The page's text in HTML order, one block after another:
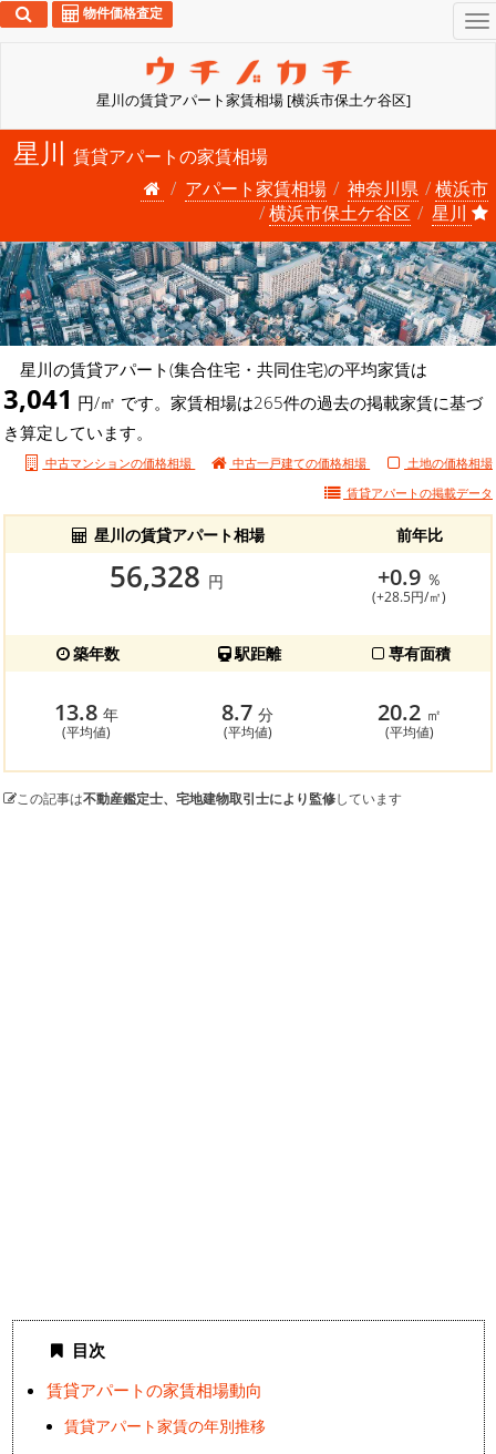
星川の賃貸アパート家賃相場 [横浜市保土ケ谷区]
物件価格査定
星川 賃貸アパートの家賃相場
アパート家賃相場
神奈川県
横浜市
横浜市保土ケ谷区
星川
星川の賃貸アパート(集合住宅・共同住宅)の平均家賃は
3,041 円/㎡ です。家賃相場は265件の過去の掲載家賃に基づ
き算定しています。
中古マンションの価格相場 中古一戸建ての価格相場
土地の価格相場
賃貸アパートの掲載データ
星川の賃貸アパート相場 前年比
56,328 円 +0.9 ％
(+28.5円/㎡)
築年数 駅距離 専有面積
13.8 年
(平均値)
8.7分
(平均値)
20.2 ㎡
(平均値)
この記事は不動産鑑定士、宅地建物取引士により監修しています
目次
賃貸アパートの家賃相場動向
賃貸アパート家賃の年別推移